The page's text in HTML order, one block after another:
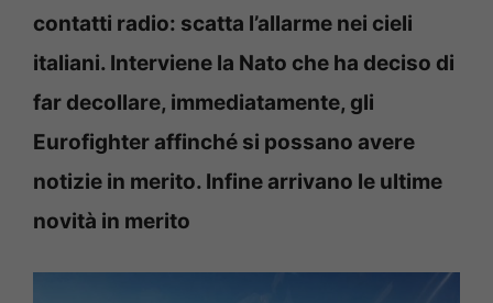
contatti radio: scatta l’allarme nei cieli
italiani. Interviene la Nato che ha deciso di
far decollare, immediatamente, gli
Eurofighter affinché si possano avere
notizie in merito. Infine arrivano le ultime
novità in merito